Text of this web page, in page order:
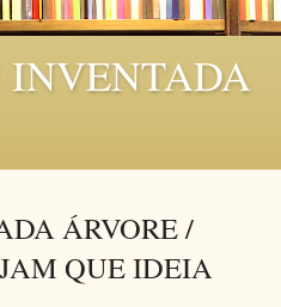
INVENTADA
ÁRVORE /
QUE IDEIA